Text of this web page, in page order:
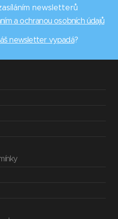
newsletterů
a ochranou osobních údajů
newsletter vypadá?